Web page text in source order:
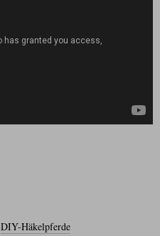
DIY-Häkelpferde